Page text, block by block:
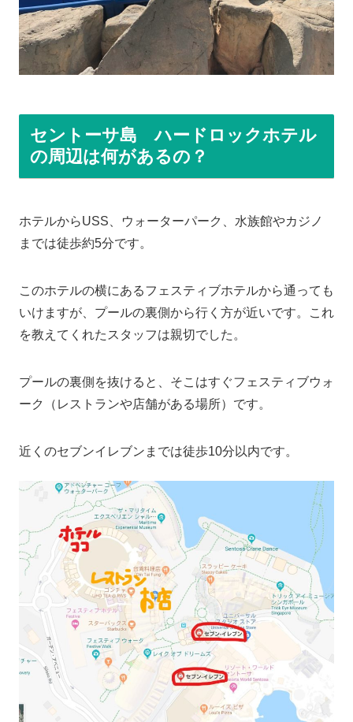
セントーサ島 ハードロックホテル
の周辺は何があるの？
ホテルからUSS、ウォーターパーク、水族館やカジノ
までは徒歩約5分です。
このホテルの横にあるフェスティブホテルから通っても
いけますが、プールの裏側から行く方が近いです。これ
を教えてくれたスタッフは親切でした。
プールの裏側を抜けると、そこはすぐフェスティブウォ
ーク（レストランや店舗がある場所）です。
近くのセブンイレブンまでは徒歩10分以内です。